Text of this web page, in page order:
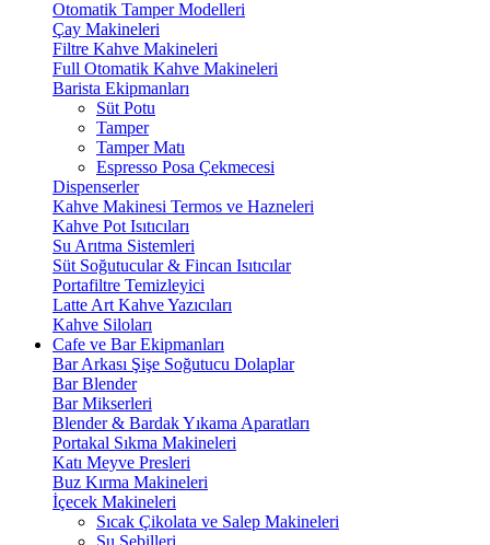
Otomatik Tamper Modelleri
Çay Makineleri
Filtre Kahve Makineleri
Full Otomatik Kahve Makineleri
Barista Ekipmanları
Süt Potu
Tamper
Tamper Matı
Espresso Posa Çekmecesi
Dispenserler
Kahve Makinesi Termos ve Hazneleri
Kahve Pot Isıtıcıları
Su Arıtma Sistemleri
Süt Soğutucular & Fincan Isıtıcılar
Portafiltre Temizleyici
Latte Art Kahve Yazıcıları
Kahve Siloları
Cafe ve Bar Ekipmanları
Bar Arkası Şişe Soğutucu Dolaplar
Bar Blender
Bar Mikserleri
Blender & Bardak Yıkama Aparatları
Portakal Sıkma Makineleri
Katı Meyve Presleri
Buz Kırma Makineleri
İçecek Makineleri
Sıcak Çikolata ve Salep Makineleri
Su Sebilleri